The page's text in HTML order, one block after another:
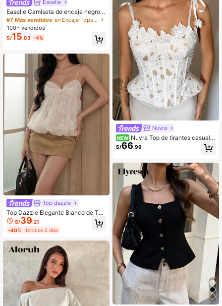
Easelle
Easelle Camiseta de encaje negro p
ara mujer
#7 Más vendidos
en Encaje Tops, blusas y camisetas de mujer
100+ vendidos
S/15.83 -4%
Top dazzle
Top Dazzle Elegante Blanco de Tel
a Tejida para Mujer con Tirantes Fin
os, Diseño Acampanado, Estilo Esp
alda Descubierta y Detalle de Nudo
Sutil
S/39.21
-40% ¡Últimos 2 días
Nuvra
NEW Nuvra Top de tirantes casual v
ersátil de unicolor para uso diario p
ara mujer
S/66.99